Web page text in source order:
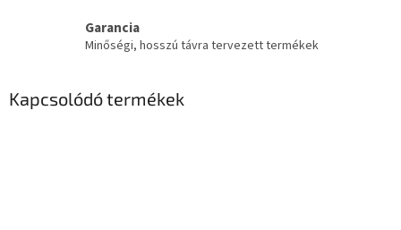
Garancia
Minőségi, hosszú távra tervezett termékek
Kapcsolódó termékek